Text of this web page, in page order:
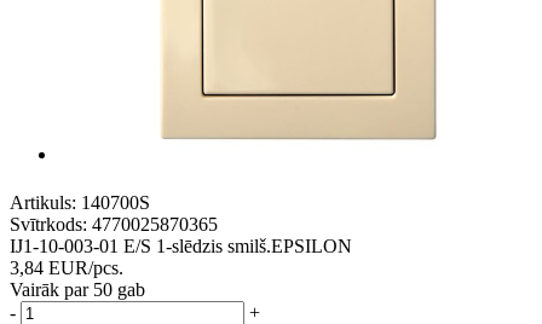
Artikuls: 140700S
Svītrkods: 4770025870365
IJ1-10-003-01 E/S 1-slēdzis smilš.EPSILON
3,84 EUR/pcs.
Vairāk par 50 gab
-
+